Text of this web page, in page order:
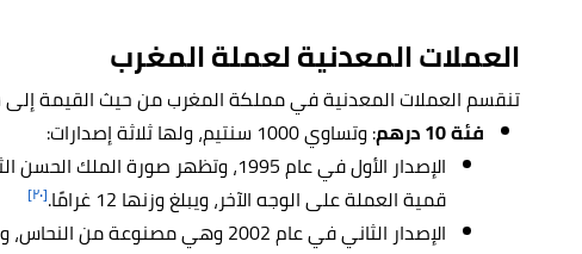
العملات المعدنية لعملة المغرب
تنقسم العملات المعدنية في مملكة المغرب من حيث القيمة
فئة 10 درهم
: وتساوي 1000 سنتيم، ولها ثلاثة إصدارات:
الإصدار الأول في عام 1995، وتظهر صورة
قمية العملة على الوجه الآخر، ويبلغ وزنها 12 غرامًا.
[٢٠]
الإصدار الثاني في عام 2002 وهي